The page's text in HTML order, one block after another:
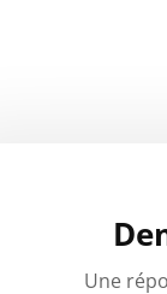
Une